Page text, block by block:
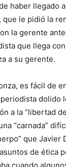
haber llegado
que le pidió la
la gerente
que llega
a su gerente.
es fácil de
dolido
a la “libertad
“carnada”
que Javier
de ética
cuando